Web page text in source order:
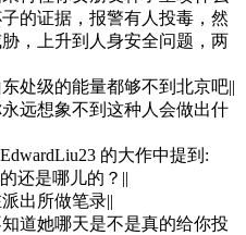
的证据，报警有人投毒，然
，上升到人身安全问题，两
处级的能量都够不到北京吧||
远想象不到这种人会做出什
的大作中提到:
还是哪儿的？||
出所做笔录||
道她哪天是不是真的给你投